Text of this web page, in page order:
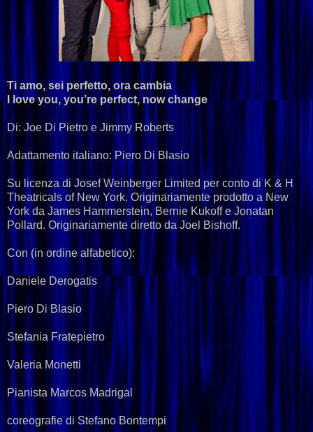
Ti amo, sei perfetto, ora cambia
I love you, you’re perfect, now change
Di: Joe Di Pietro e Jimmy Roberts
Adattamento italiano: Piero Di Blasio
Su licenza di Josef Weinberger Limited per conto di K & H
Theatricals of New York. Originariamente prodotto a New
York da James Hammerstein, Bernie Kukoff e Jonatan
Pollard. Originariamente diretto da Joel Bishoff.
Con (in ordine alfabetico):
Daniele Derogatis
Piero Di Blasio
Stefania Fratepietro
Valeria Monetti
Pianista Marcos Madrigal
coreografie di Stefano Bontempi